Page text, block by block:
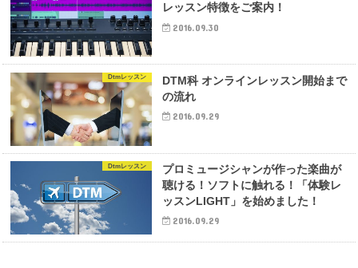
レッスン特徴をご案内！
2016.09.30
Dtmレッスン
DTM科 オンラインレッスン開始まで
の流れ
2016.09.29
Dtmレッスン
プロミュージシャンが作った楽曲が
聴ける！ソフトに触れる！「体験レ
ッスンLIGHT」を始めました！
2016.09.29